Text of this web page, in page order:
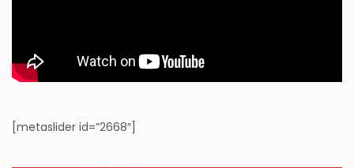
[metaslider id=”2668″]